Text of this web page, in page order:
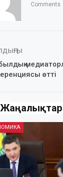
Comments
өтті
Жаңалықтар